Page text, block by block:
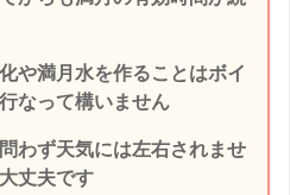
や満月水を作ることはボイ
なって構いません
わず天気には左右されませ
丈夫です